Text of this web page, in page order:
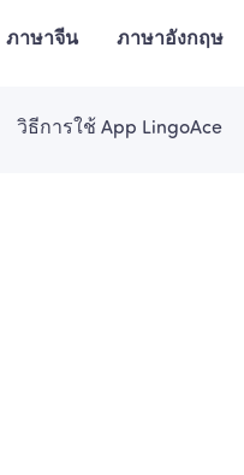
ภาษาจีน ภาษาอังกฤษ
วิธีการใช้ App LingoAce